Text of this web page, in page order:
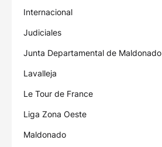
Internacional
Judiciales
Junta Departamental de Maldonado
Lavalleja
Le Tour de France
Liga Zona Oeste
Maldonado